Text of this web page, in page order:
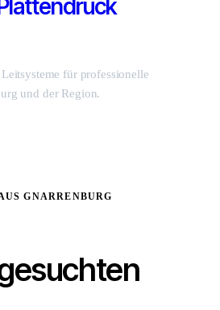
für professionelle
und der Region.
GNARRENBURG